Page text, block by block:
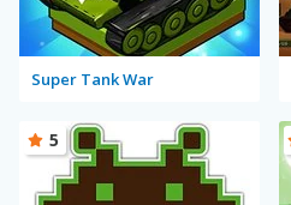
Super Tank War
5